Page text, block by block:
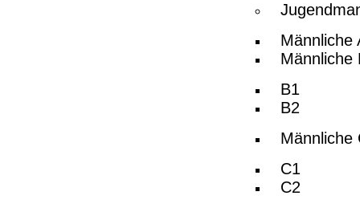
Männliche
Männliche
B1
B2
Männliche
C1
C2